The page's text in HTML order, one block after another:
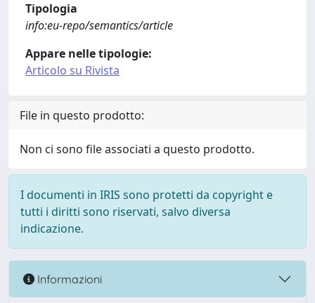
Tipologia
info:eu-repo/semantics/article
Appare nelle tipologie:
Articolo su Rivista
File in questo prodotto:
Non ci sono file associati a questo prodotto.
I documenti in IRIS sono protetti da copyright e
tutti i diritti sono riservati, salvo diversa
indicazione.
Informazioni